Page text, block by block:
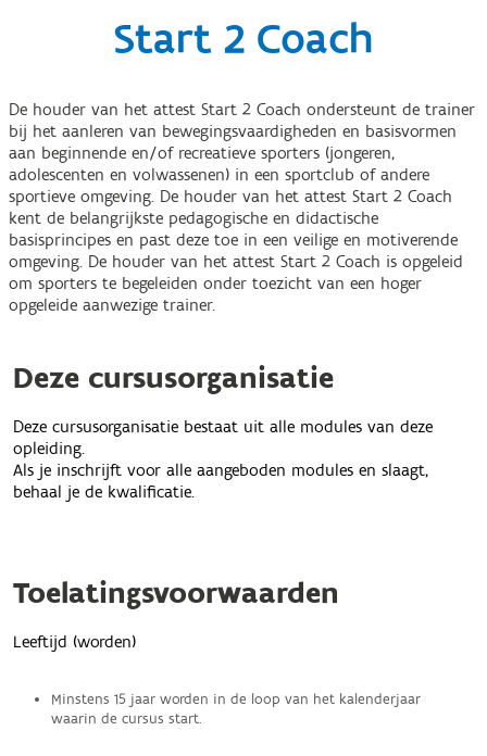
Start 2 Coach
De houder van het attest Start 2 Coach ondersteunt de trainer
bij het aanleren van bewegingsvaardigheden en basisvormen
aan beginnende en/of recreatieve sporters (jongeren,
adolescenten en volwassenen) in een sportclub of andere
sportieve omgeving. De houder van het attest Start 2 Coach
kent de belangrijkste pedagogische en didactische
basisprincipes en past deze toe in een veilige en motiverende
omgeving. De houder van het attest Start 2 Coach is opgeleid
om sporters te begeleiden onder toezicht van een hoger
opgeleide aanwezige trainer.
Deze cursusorganisatie
Deze cursusorganisatie bestaat uit alle modules van deze
opleiding.
Als je inschrijft voor alle aangeboden modules en slaagt,
behaal je de kwalificatie.
Toelatingsvoorwaarden
Leeftijd (worden)
Minstens 15 jaar worden in de loop van het kalenderjaar
waarin de cursus start.